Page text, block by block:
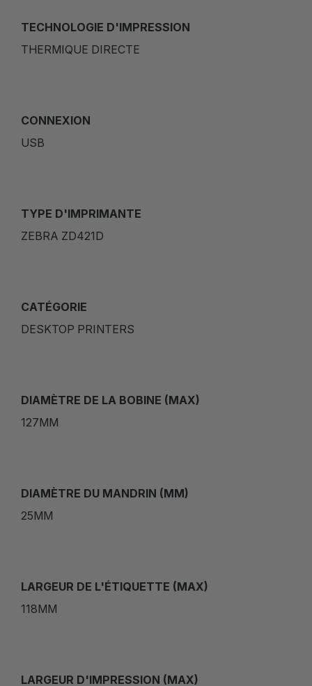
TECHNOLOGIE D'IMPRESSION
THERMIQUE DIRECTE
CONNEXION
USB
TYPE D'IMPRIMANTE
ZEBRA ZD421D
CATÉGORIE
DESKTOP PRINTERS
DIAMÈTRE DE LA BOBINE (MAX)
127MM
DIAMÈTRE DU MANDRIN (MM)
25MM
LARGEUR DE L'ÉTIQUETTE (MAX)
118MM
LARGEUR D'IMPRESSION (MAX)